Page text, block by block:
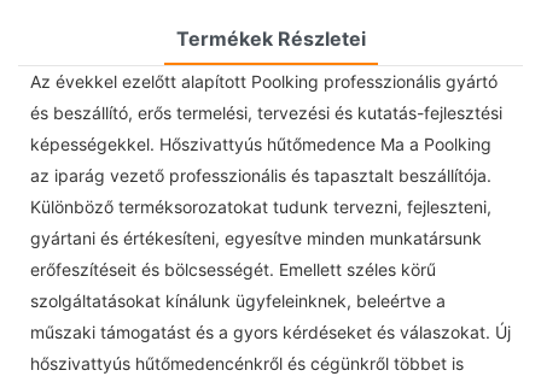
Termékek Részletei
Az évekkel ezelőtt alapított Poolking professzionális gyártó
és beszállító, erős termelési, tervezési és kutatás-fejlesztési
képességekkel. Hőszivattyús hűtőmedence Ma a Poolking
az iparág vezető professzionális és tapasztalt beszállítója.
Különböző terméksorozatokat tudunk tervezni, fejleszteni,
gyártani és értékesíteni, egyesítve minden munkatársunk
erőfeszítéseit és bölcsességét. Emellett széles körű
szolgáltatásokat kínálunk ügyfeleinknek, beleértve a
műszaki támogatást és a gyors kérdéseket és válaszokat. Új
hőszivattyús hűtőmedencénkről és cégünkről többet is